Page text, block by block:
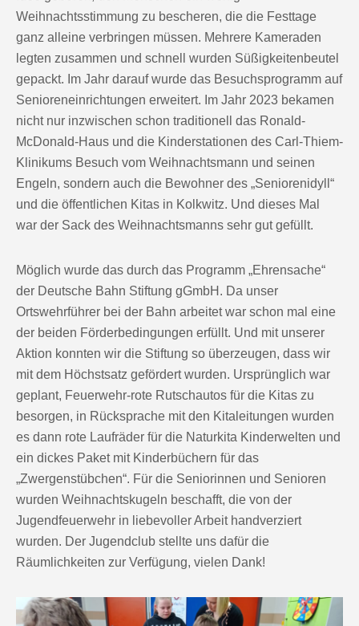
Weihnachtsstimmung zu bescheren, die die Festtage
ganz alleine verbringen müssen. Mehrere Kameraden
legten zusammen und schnell wurden Süßigkeitenbeutel
gepackt. Im Jahr darauf wurde das Besuchsprogramm auf
Senioreneinrichtungen erweitert. Im Jahr 2023 bekamen
nicht nur inzwischen schon traditionell das Ronald-
McDonald-Haus und die Kinderstationen des Carl-Thiem-
Klinikums Besuch vom Weihnachtsmann und seinen
Engeln, sondern auch die Bewohner des „Seniorenidyll“
und die öffentlichen Kitas in Kolkwitz. Und dieses Mal
war der Sack des Weihnachtsmanns sehr gut gefüllt.
Möglich wurde das durch das Programm „Ehrensache“
der Deutsche Bahn Stiftung gGmbH. Da unser
Ortswehrführer bei der Bahn arbeitet war schon mal eine
der beiden Förderbedingungen erfüllt. Und mit unserer
Aktion konnten wir die Stiftung so überzeugen, dass wir
mit dem Höchstsatz gefördert wurden. Ursprünglich war
geplant, Feuerwehr-rote Rutschautos für die Kitas zu
besorgen, in Rücksprache mit den Kitaleitungen wurden
es dann rote Laufräder für die Naturkita Kinderwelten und
ein dickes Paket mit Kinderbüchern für das
„Zwergenstübchen“. Für die Seniorinnen und Senioren
wurden Weihnachtskugeln beschafft, die von der
Jugendfeuerwehr in liebevoller Arbeit handverziert
wurden. Der Jugendclub stellte uns dafür die
Räumlichkeiten zur Verfügung, vielen Dank!